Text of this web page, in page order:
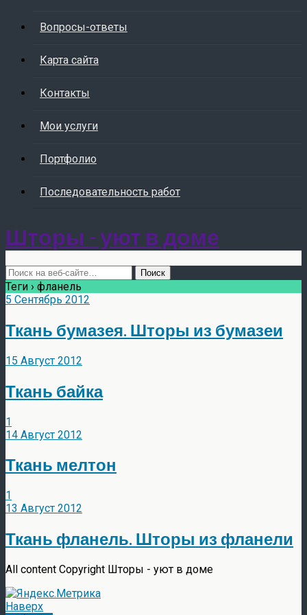
Вопросы-ответы
Карта сайта
Контакты
Мои услуги
Портфолио
Последовательность работ
Шторы - уют в доме
Теги › фланель
5 Сентябрь 2012
Ткань бумазея. Шторы из бумазеи
15 Август 2012
Ткань байка
1
14 Август 2012
Ткань мелтон
1
13 Август 2012
Ткань фланель. Шторы из фланели
All content Copyright Шторы - уют в доме
Наверх